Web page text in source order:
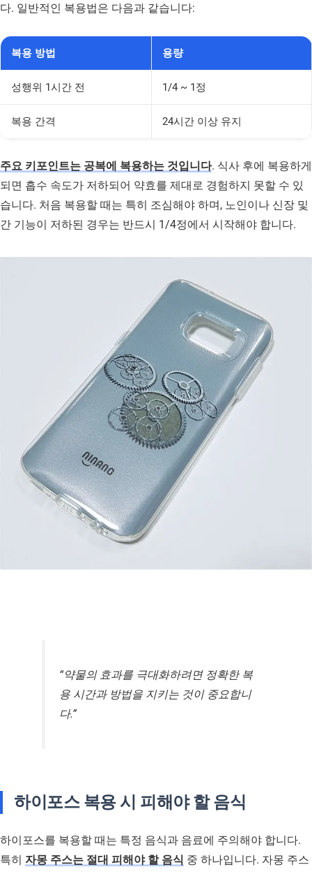
다. 일반적인 복용법은 다음과 같습니다:
복용 방법 용량
성행위 1시간 전 1/4 ~ 1정
복용 간격 24시간 이상 유지
주요 키포인트는 공복에 복용하는 것입니다. 식사 후에 복용하게
되면 흡수 속도가 저하되어 약효를 제대로 경험하지 못할 수 있
습니다. 처음 복용할 때는 특히 조심해야 하며, 노인이나 신장 및
간 기능이 저하된 경우는 반드시 1/4정에서 시작해야 합니다.
“약물의 효과를 극대화하려면 정확한 복
용 시간과 방법을 지키는 것이 중요합니
다.”
하이포스 복용 시 피해야 할 음식
하이포스를 복용할 때는 특정 음식과 음료에 주의해야 합니다.
특히 자몽 주스는 절대 피해야 할 음식 중 하나입니다. 자몽 주스